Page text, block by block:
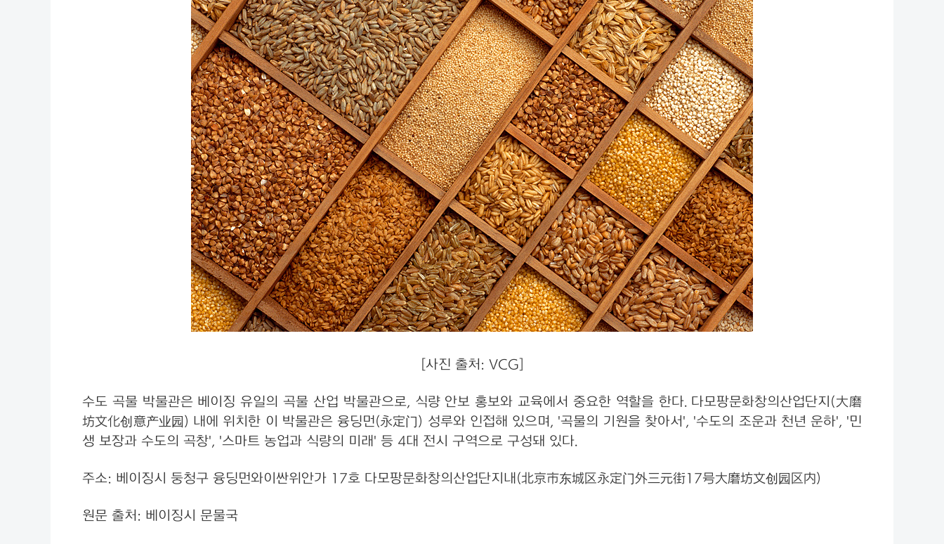
[사진 출처: VCG]
수도 곡물 박물관은 베이징 유일의 곡물 산업 박물관으로, 식량 안보 홍보와 교육에서 중요한 역할을 한다. 다모팡문화창의산업단지(大磨
坊文化创意产业园) 내에 위치한 이 박물관은 융딩먼(永定门) 성루와 인접해 있으며, '곡물의 기원을 찾아서', '수도의 조운과 천년 운하', '민
생 보장과 수도의 곡창', '스마트 농업과 식량의 미래' 등 4대 전시 구역으로 구성돼 있다.
주소: 베이징시 둥청구 융딩먼와이싼위안가 17호 다모팡문화창의산업단지내(北京市东城区永定门外三元街17号大磨坊文创园区内)
원문 출처: 베이징시 문물국